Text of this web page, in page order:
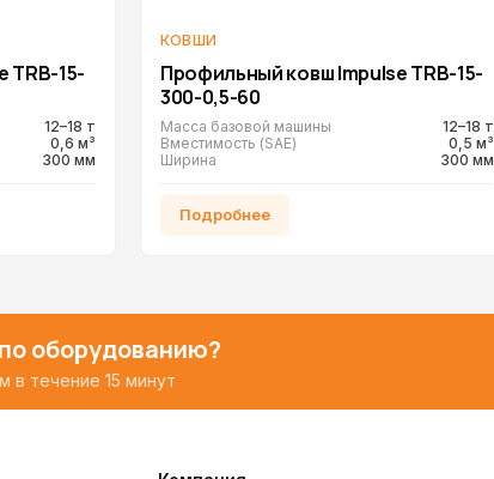
TRB-15-
12–18 т
0,6 м³
300 мм
КОВШИ
Профильный ковш Impulse TRB-15-
300-0,5-60
Масса базовой машины
12–18 т
Вместимость (SAE)
0,5 м³
Ширина
300 мм
Подробнее
оборудованию?
в течение 15 минут